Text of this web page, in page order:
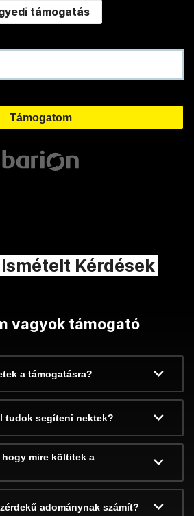
támogatás
Kérdések
vagyok támogató
a támogatásra?
tudok segíteni nektek?
mire költitek a
adománynak számít?